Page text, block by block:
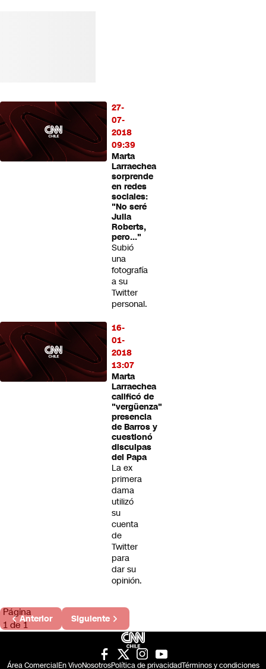
27-
07-
2018
09:39
Marta
Larraechea
sorprende
en redes
sociales:
"No seré
Julia
Roberts,
pero..."
Subió
una
fotografía
a su
Twitter
personal.
16-
01-
2018
13:07
Marta
Larraechea
calificó de
"vergüenza"
presencia
de Barros y
cuestionó
disculpas
del Papa
La ex
primera
dama
utilizó
su
cuenta
de
Twitter
para
dar su
opinión.
Página
1 de 1
Anterior Siguiente
Área ComercialEn VivoNosotrosPolítica de privacidadTérminos y condiciones